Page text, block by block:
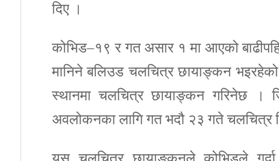
दिए ।
कोभिड–१९ र गत असार १ मा आएको
मानिने बलिउड चलचित्र छायाङ्कन भइरहेको
स्थानमा चलचित्र छायाङ्कन गरिनेछ ।
अवलोकनका लागि गत भदौ २३ गते चलचित्र